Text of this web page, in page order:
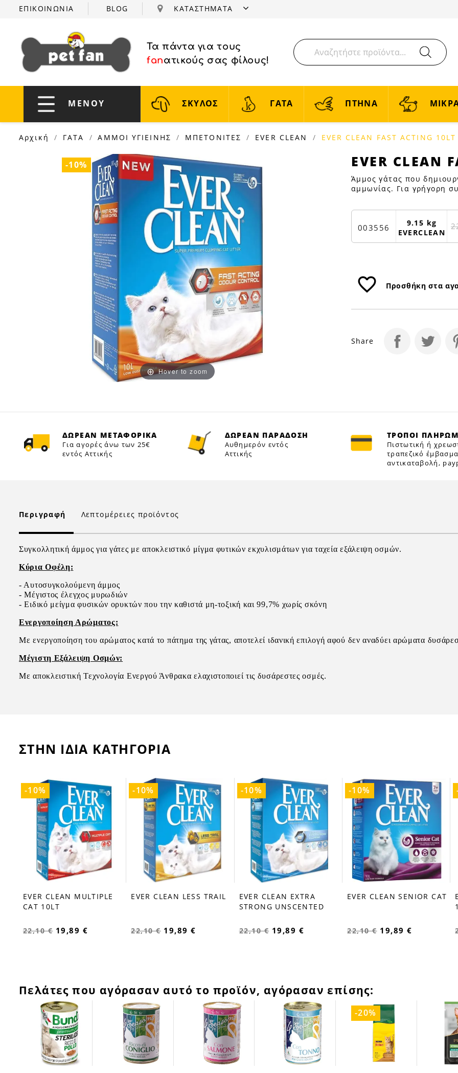
ΕΠΙΚΟΙΝΩΝΙΑ BLOG ΚΑΤΑΣΤΗΜΑΤΑ
Τα πάντα για τους
fanατικούς σας φίλους!
ΜΕΝΟΥ ΣΚΥΛΟΣ ΓΑΤΑ ΠΤΗΝΑ
Αρχική ΓΑΤΑ ΑΜΜΟΙ ΥΓΙΕΙΝΗΣ ΜΠΕΤΟΝΙΤΕΣ EVER CLEAN EVER CLEAN FAST ACTING 10LT
-10%
Hover to zoom
EVER
CLEAN
FAST
ACTING
10LT
Petfan
EVER CLEAN
Άμμος γάτας που
αμμωνίας. Για γρήγορη
003556
9.15 kg
EVERCLEAN
favorite_border Προσθήκη στα
Share
ΔΩΡΕΑΝ ΜΕΤΑΦΟΡΙΚΑ
Για αγορές άνω των 25€
εντός Αττικής
ΔΩΡΕΑΝ ΠΑΡΑΔΟΣΗ
Αυθημερόν εντός
Αττικής
ΤΡΟΠΟΙ
Πιστωτική ή
τραπεζικό
αντικαταβολή,
Περιγραφή Λεπτομέρειες προϊόντος
Συγκολλητική άμμος για γάτες με αποκλειστικό μίγμα φυτικών εκχυλισμάτων για ταχεία εξάλειψη οσμών.
Κύρια Οφέλη:
- Αυτοσυγκολούμενη άμμος
- Μέγιστος έλεγχος μυρωδιών
- Ειδικό μείγμα φυσικών ορυκτών που την καθιστά μη-τοξική και 99,7% χωρίς σκόνη
Ενεργοποίηση Αρώματος:
Με ενεργοποίηση του αρώματος κατά το πάτημα της γάτας, αποτελεί ιδανική επιλογή αφού δεν αναδύει αρώματα
Μέγιστη Εξάλειψη Οσμών:
Με αποκλειστική Τεχνολογία Ενεργού Άνθρακα ελαχιστοποιεί τις δυσάρεστες οσμές.
ΣΤΗΝ ΙΔΙΑ ΚΑΤΗΓΟΡΙΑ
favorite_border
EVER CLEAN MULTIPLE
CAT 10LT
22,10 € 19,89 €
-10%
favorite_border
EVER CLEAN LESS TRAIL
22,10 € 19,89 €
-10%
favorite_border
EVER CLEAN EXTRA
STRONG UNSCENTED
22,10 € 19,89 €
-10%
favorite_border
EVER CLEAN SENIOR CAT
22,10 € 19,89 €
-10%
Πελάτες που αγόρασαν αυτό το προϊόν, αγόρασαν επίσης:
-20%